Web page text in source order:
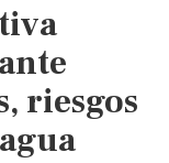
riesgos